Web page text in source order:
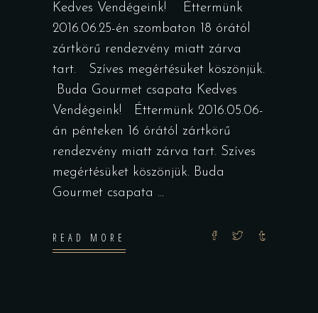
Kedves Vendégeink! Éttermünk
2016.06.25-én szombaton 18 órától
zártkörű rendezvény miatt zárva
tart. Szíves megértésüket köszönjük.
Buda Gourmet csapata Kedves
Vendégeink! Éttermünk 2016.05.06-
án pénteken 16 órától zártkörű
rendezvény miatt zárva tart. Szíves
megértésüket köszönjük. Buda
Gourmet csapata
READ MORE